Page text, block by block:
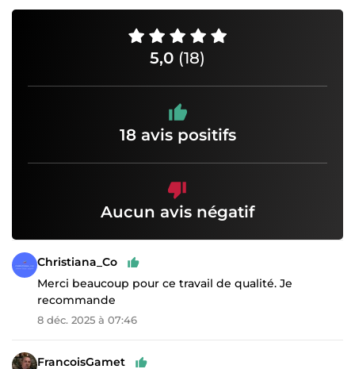
5,0 (18)
18 avis positifs
Aucun avis négatif
Christiana_Co
Merci beaucoup pour ce travail de qualité. Je
recommande
8 déc. 2025 à 07:46
FrancoisGamet